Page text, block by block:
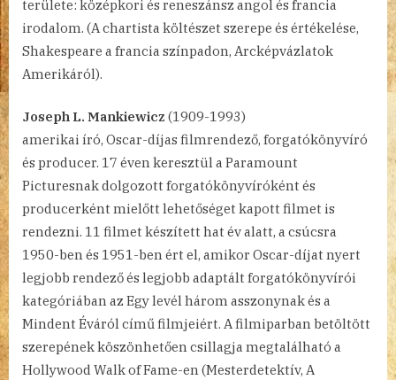
területe: középkori és reneszánsz angol és francia
irodalom. (A chartista költészet szerepe és értékelése,
Shakespeare a francia színpadon, Arcképvázlatok
Amerikáról).
Joseph L. Mankiewicz (1909-1993)
amerikai író, Oscar-díjas filmrendező, forgatókönyvíró
és producer. 17 éven keresztül a Paramount
Picturesnak dolgozott forgatókönyvíróként és
producerként mielőtt lehetőséget kapott filmet is
rendezni. 11 filmet készített hat év alatt, a csúcsra
1950-ben és 1951-ben ért el, amikor Oscar-díjat nyert
legjobb rendező és legjobb adaptált forgatókönyvírói
kategóriában az Egy levél három asszonynak és a
Mindent Éváról című filmjeiért. A filmiparban betöltött
szerepének köszönhetően csillagja megtalálható a
Hollywood Walk of Fame-en (Mesterdetektív, A